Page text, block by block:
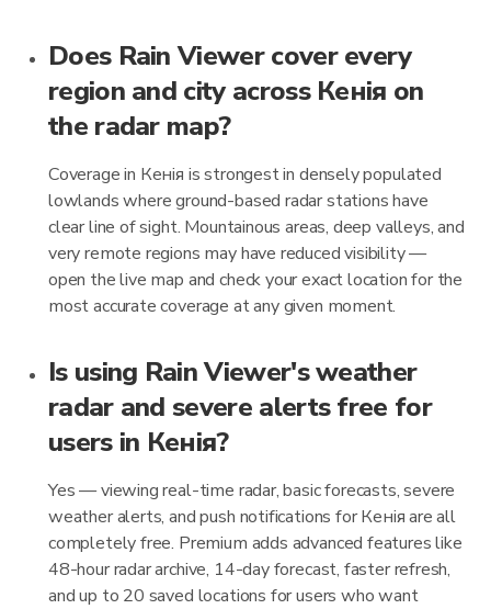
Does Rain Viewer cover every
region and city across Кенія on
the radar map?
Coverage in Кенія is strongest in densely populated
lowlands where ground-based radar stations have
clear line of sight. Mountainous areas, deep valleys, and
very remote regions may have reduced visibility —
open the live map and check your exact location for the
most accurate coverage at any given moment.
Is using Rain Viewer's weather
radar and severe alerts free for
users in Кенія?
Yes — viewing real-time radar, basic forecasts, severe
weather alerts, and push notifications for Кенія are all
completely free. Premium adds advanced features like
48-hour radar archive, 14-day forecast, faster refresh,
and up to 20 saved locations for users who want